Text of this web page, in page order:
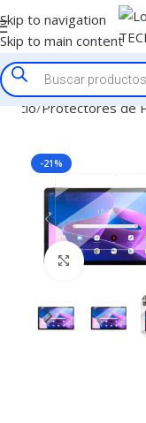
Skip to navigation
Skip to main content
Inicio Protectores de
-21%
Click to